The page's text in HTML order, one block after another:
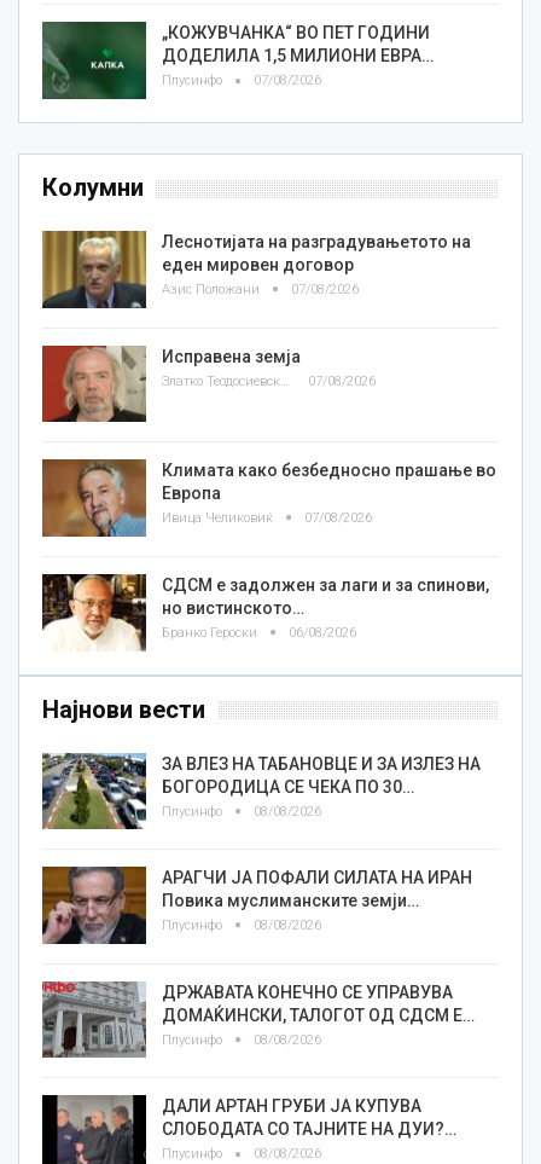
„КОЖУВЧАНКА“ ВО ПЕТ ГОДИНИ
ДОДЕЛИЛА 1,5 МИЛИОНИ ЕВРА…
Плусинфо 07/08/2026
Колумни
Леснотијата на разградувањетото на
еден мировен договор
Азис Положани 07/08/2026
Исправена земја
Златко Теодосиевски 07/08/2026
Климата како безбедносно прашање во
Европа
Ивица Челиковиќ 07/08/2026
СДСМ е задолжен за лаги и за спинови,
но вистинското…
Бранко Героски 06/08/2026
Најнови вести
ЗА ВЛЕЗ НА ТАБАНОВЦЕ И ЗА ИЗЛЕЗ НА
БОГОРОДИЦА СЕ ЧЕКА ПО 30…
Плусинфо 08/08/2026
АРАГЧИ ЈА ПОФАЛИ СИЛАТА НА ИРАН
Повика муслиманските земји…
Плусинфо 08/08/2026
ДРЖАВАТА КОНЕЧНО СЕ УПРАВУВА
ДОМАЌИНСКИ, ТАЛОГОТ ОД СДСМ Е…
Плусинфо 08/08/2026
ДАЛИ АРТАН ГРУБИ ЈА КУПУВА
СЛОБОДАТА СО ТАЈНИТЕ НА ДУИ?…
Плусинфо 08/08/2026